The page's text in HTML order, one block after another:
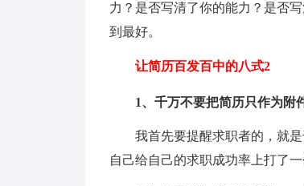
力？是否写清了你的能力？是否
到最好。
让简历百发百中的八式2
1、千万不要把简历只作为附
我首先要提醒求职者的，就
自己给自己的求职成功率上打了一